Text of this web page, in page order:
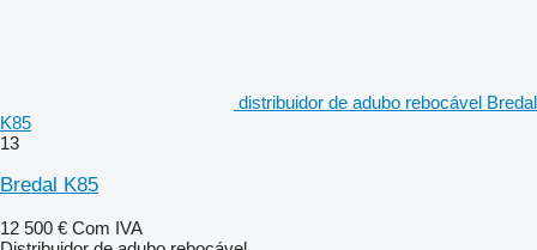
distribuidor de adubo rebocável Bredal
K85
13
Bredal K85
12 500 € Com IVA